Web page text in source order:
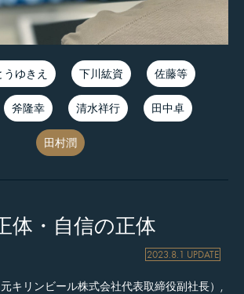
うゆきえ 下川紘資 佐藤等
斧隆幸 清水祥行 田中卓
田村潤
体・自信の正体
2023.8.1 UPDATE
元キリンビール株式会社代表取締役副社長）,